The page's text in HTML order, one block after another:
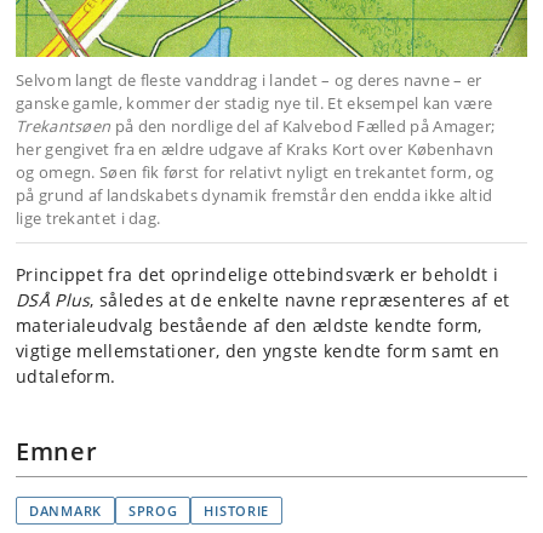
Selvom langt de fleste vanddrag i landet – og deres navne – er
ganske gamle, kommer der stadig nye til. Et eksempel kan være
Trekantsøen på den nordlige del af Kalvebod Fælled på Amager;
her gengivet fra en ældre udgave af Kraks Kort over København
og omegn. Søen fik først for relativt nyligt en trekantet form, og
på grund af landskabets dynamik fremstår den endda ikke altid
lige trekantet i dag.
Princippet fra det oprindelige ottebindsværk er beholdt i
DSÅ Plus, således at de enkelte navne repræsenteres af et
materialeudvalg bestående af den ældste kendte form,
vigtige mellemstationer, den yngste kendte form samt en
udtaleform.
Emner
DANMARK SPROG HISTORIE